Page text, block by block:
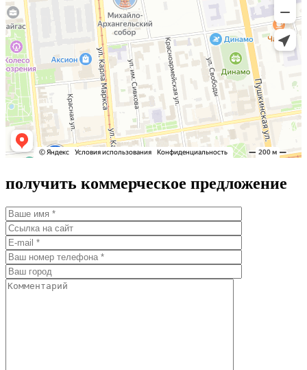
получить коммерческое предложение